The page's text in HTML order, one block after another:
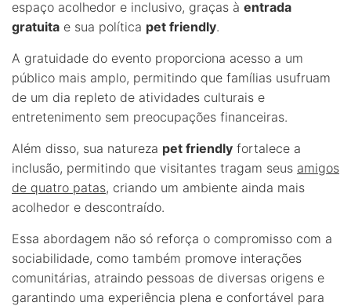
espaço acolhedor e inclusivo, graças à entrada
gratuita e sua política pet friendly.
A gratuidade do evento proporciona acesso a um
público mais amplo, permitindo que famílias usufruam
de um dia repleto de atividades culturais e
entretenimento sem preocupações financeiras.
Além disso, sua natureza pet friendly fortalece a
inclusão, permitindo que visitantes tragam seus amigos
de quatro patas, criando um ambiente ainda mais
acolhedor e descontraído.
Essa abordagem não só reforça o compromisso com a
sociabilidade, como também promove interações
comunitárias, atraindo pessoas de diversas origens e
garantindo uma experiência plena e confortável para